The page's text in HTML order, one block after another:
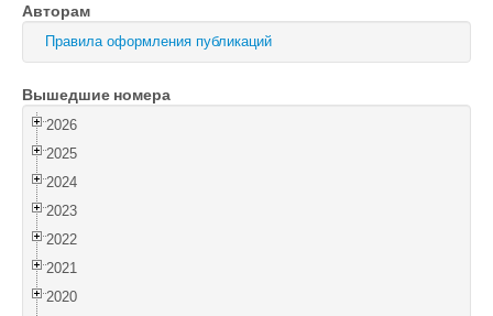
Оптика и спектроскопия
Поиск
Войти
Авторам
Правила оформления публикаций
Вышедшие номера
2026
2025
2024
2023
2022
2021
2020